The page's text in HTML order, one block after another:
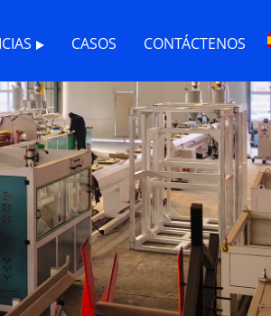
CASOS CONTÁCTENOS